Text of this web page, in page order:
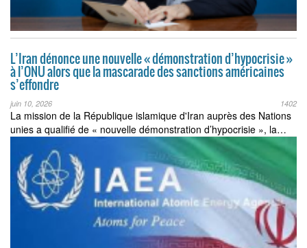
L’Iran dénonce une nouvelle « démonstration d’hypocrisie »
à l’ONU alors que la mascarade des sanctions américaines
s’effondre
juin 10, 2026 1402
La mission de la République islamique d'Iran auprès des Nations
unies a qualifié de « nouvelle démonstration d’hypocrisie », la…